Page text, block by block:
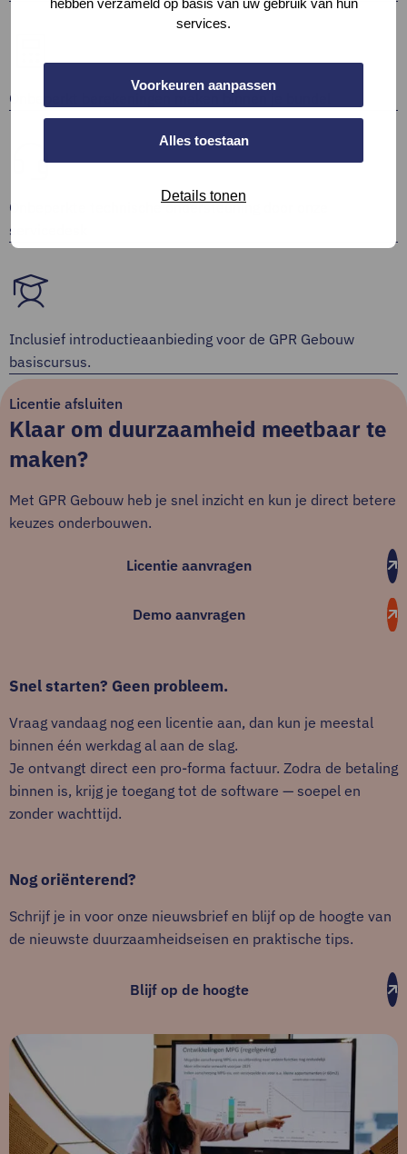
hebben verzameld op basis van uw gebruik van hun
services.
Voorkeuren aanpassen
Alles toestaan
Details tonen
Onbeperkt berekeningen maken binnen je bundel
Onbeperkte technische ondersteuning door onze
servicedesk
Inclusief introductieaanbieding voor de GPR Gebouw
basiscursus.
Licentie afsluiten
Klaar om duurzaamheid meetbaar te
maken?
Met GPR Gebouw heb je snel inzicht en kun je direct betere
keuzes onderbouwen.
Licentie aanvragen
Demo aanvragen
Snel starten? Geen probleem.
Vraag vandaag nog een licentie aan, dan kun je meestal
binnen één werkdag al aan de slag.
Je ontvangt direct een pro-forma factuur. Zodra de betaling
binnen is, krijg je toegang tot de software — soepel en
zonder wachttijd.
Nog oriënterend?
Schrijf je in voor onze nieuwsbrief en blijf op de hoogte van
de nieuwste duurzaamheidseisen en praktische tips.
Blijf op de hoogte